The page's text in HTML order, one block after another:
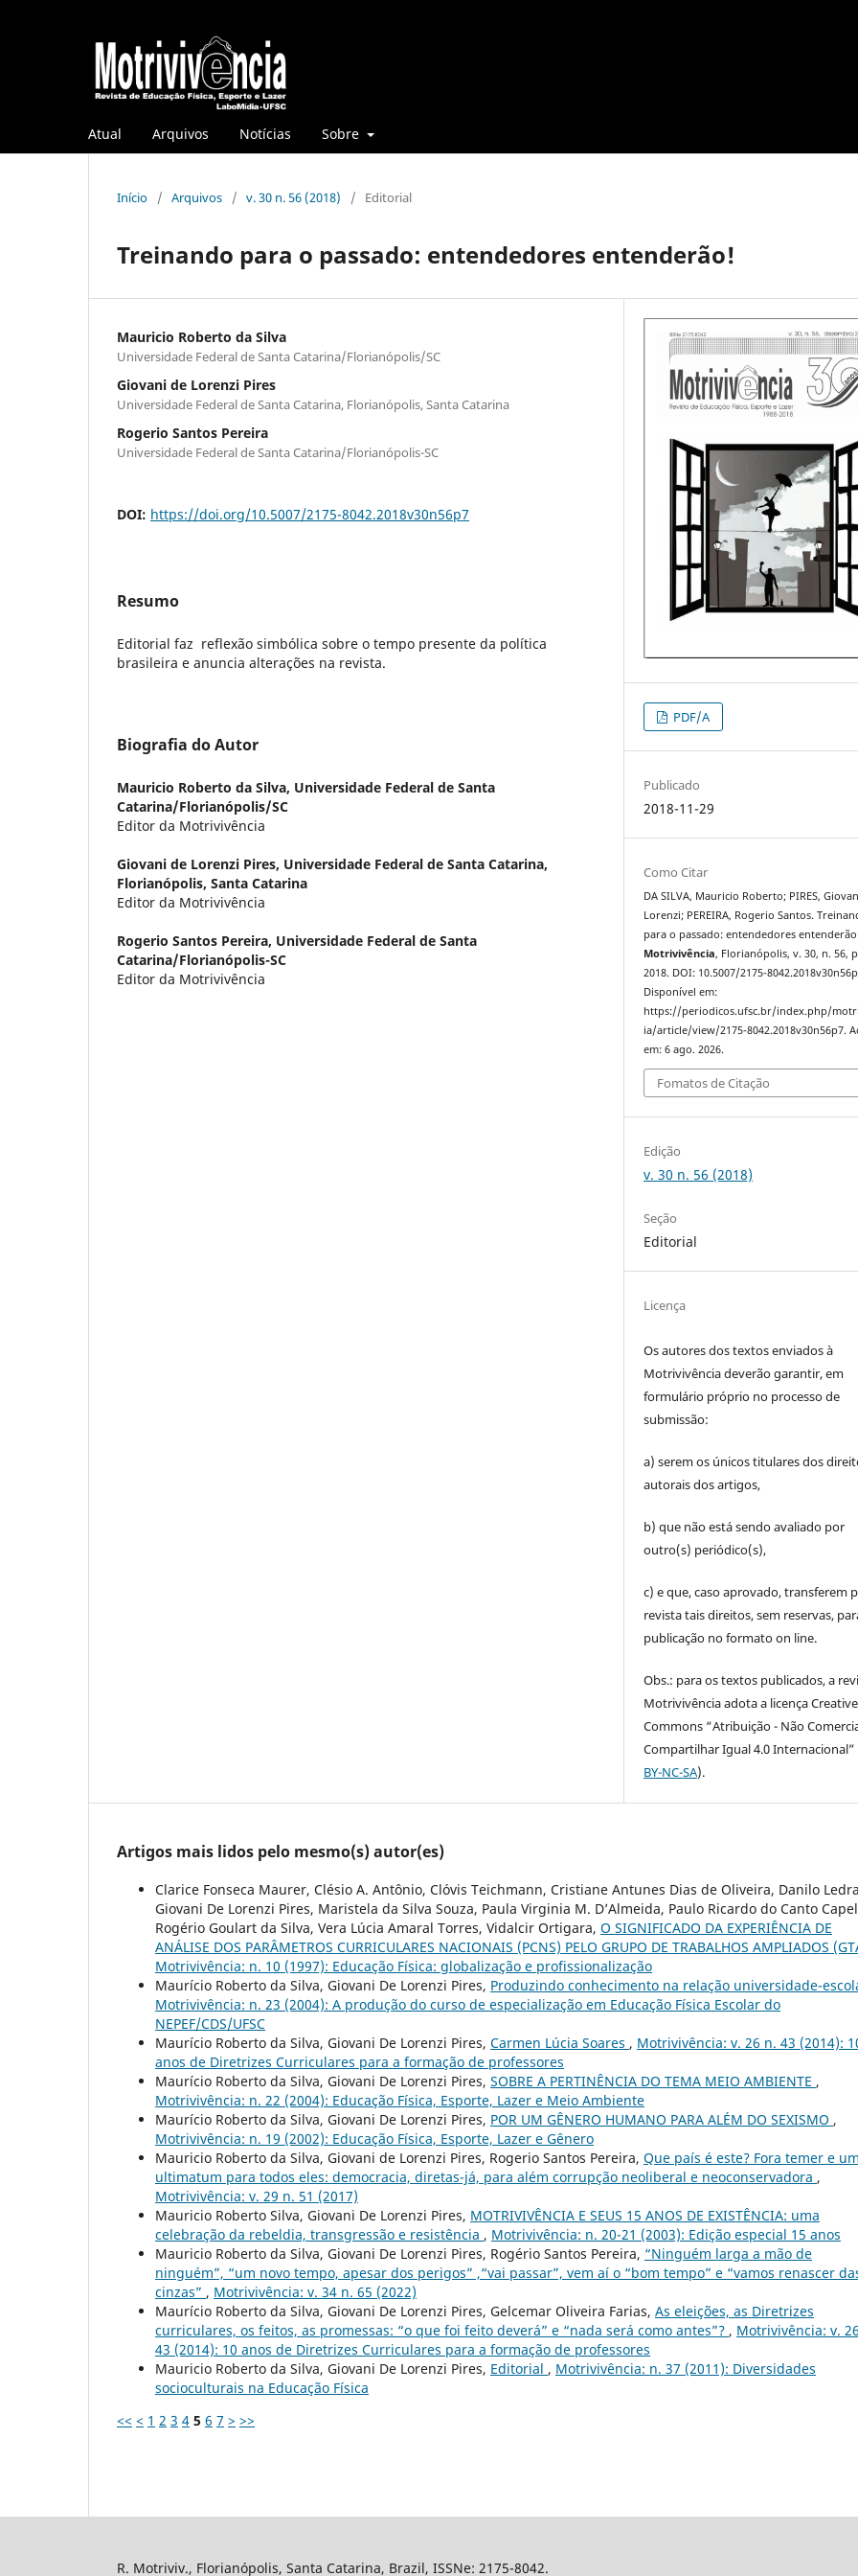
Atual Arquivos Notícias Sobre
Início / Arquivos / v. 30 n. 56 (2018) / Editorial
Treinando para o passado: entendedores entenderão!
Mauricio Roberto da Silva
Universidade Federal de Santa Catarina/Florianópolis/SC
Giovani de Lorenzi Pires
Universidade Federal de Santa Catarina, Florianópolis, Santa Catarina
Rogerio Santos Pereira
Universidade Federal de Santa Catarina/Florianópolis-SC
DOI: https://doi.org/10.5007/2175-8042.2018v30n56p7
Resumo
Editorial faz reflexão simbólica sobre o tempo presente da política
brasileira e anuncia alterações na revista.
Biografia do Autor
Mauricio Roberto da Silva, Universidade Federal de Santa
Catarina/Florianópolis/SC
Editor da Motrivivência
Giovani de Lorenzi Pires, Universidade Federal de Santa Catarina,
Florianópolis, Santa Catarina
Editor da Motrivivência
Rogerio Santos Pereira, Universidade Federal de Santa
Catarina/Florianópolis-SC
Editor da Motrivivência
PDF/A
Publicado
2018-11-29
Como Citar
DA SILVA, Mauricio Roberto; PIRES,
Lorenzi; PEREIRA, Rogerio Santos.
para o passado: entendedores
Motrivivência, Florianópolis, v. 30, n. 56,
2018. DOI: 10.5007/2175-
Disponível em:
https://periodicos.ufsc.br/index.php/
ia/article/view/2175-8042.2018v30n56p7.
em: 6 ago. 2026.
Fomatos de Citação
Edição
v. 30 n. 56 (2018)
Seção
Editorial
Licença
Os autores dos textos enviados à
Motrivivência deverão garantir, em
formulário próprio no processo de
submissão:
a) serem os únicos titulares dos
autorais dos artigos,
b) que não está sendo avaliado por
outro(s) periódico(s),
c) e que, caso aprovado, transferem
revista tais direitos, sem reservas,
publicação no formato on line.
Obs.: para os textos publicados, a
Motrivivência adota a licença Creative
Commons “Atribuição - Não
Compartilhar Igual 4.0 Internacional”
BY-NC-SA).
Artigos mais lidos pelo mesmo(s) autor(es)
Clarice Fonseca Maurer, Clésio A. Antônio, Clóvis Teichmann, Cristiane Antunes Dias de Oliveira, Danilo
Giovani De Lorenzi Pires, Maristela da Silva Souza, Paula Virginia M. D’Almeida, Paulo Ricardo do Canto
Rogério Goulart da Silva, Vera Lúcia Amaral Torres, Vidalcir Ortigara, O SIGNIFICADO DA EXPERIÊNCIA DE
ANÁLISE DOS PARÂMETROS CURRICULARES NACIONAIS (PCNS) PELO GRUPO DE TRABALHOS AMPLIADOS
Motrivivência: n. 10 (1997): Educação Física: globalização e profissionalização
Maurício Roberto da Silva, Giovani De Lorenzi Pires, Produzindo conhecimento na relação universidade-
Motrivivência: n. 23 (2004): A produção do curso de especialização em Educação Física Escolar do
NEPEF/CDS/UFSC
Maurício Roberto da Silva, Giovani De Lorenzi Pires, Carmen Lúcia Soares , Motrivivência: v. 26 n. 43 (2014):
anos de Diretrizes Curriculares para a formação de professores
Maurício Roberto da Silva, Giovani De Lorenzi Pires, SOBRE A PERTINÊNCIA DO TEMA MEIO AMBIENTE ,
Motrivivência: n. 22 (2004): Educação Física, Esporte, Lazer e Meio Ambiente
Maurício Roberto da Silva, Giovani De Lorenzi Pires, POR UM GÊNERO HUMANO PARA ALÉM DO SEXISMO ,
Motrivivência: n. 19 (2002): Educação Física, Esporte, Lazer e Gênero
Mauricio Roberto da Silva, Giovani de Lorenzi Pires, Rogerio Santos Pereira, Que país é este? Fora temer e um
ultimatum para todos eles: democracia, diretas-já, para além corrupção neoliberal e neoconservadora ,
Motrivivência: v. 29 n. 51 (2017)
Mauricio Roberto Silva, Giovani De Lorenzi Pires, MOTRIVIVÊNCIA E SEUS 15 ANOS DE EXISTÊNCIA: uma
celebração da rebeldia, transgressão e resistência , Motrivivência: n. 20-21 (2003): Edição especial 15 anos
Mauricio Roberto da Silva, Giovani De Lorenzi Pires, Rogério Santos Pereira, “Ninguém larga a mão de
ninguém”, “um novo tempo, apesar dos perigos” ,“vai passar”, vem aí o “bom tempo” e “vamos renascer
cinzas” , Motrivivência: v. 34 n. 65 (2022)
Maurício Roberto da Silva, Giovani De Lorenzi Pires, Gelcemar Oliveira Farias, As eleições, as Diretrizes
curriculares, os feitos, as promessas: “o que foi feito deverá” e “nada será como antes”? , Motrivivência: v.
43 (2014): 10 anos de Diretrizes Curriculares para a formação de professores
Mauricio Roberto da Silva, Giovani De Lorenzi Pires, Editorial , Motrivivência: n. 37 (2011): Diversidades
socioculturais na Educação Física
<< < 1 2 3 4 5 6 7 > >>
R. Motriviv., Florianópolis, Santa Catarina, Brazil, ISSNe: 2175-8042.